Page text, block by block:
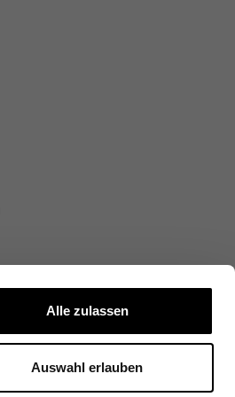
Alle zulassen
Auswahl erlauben